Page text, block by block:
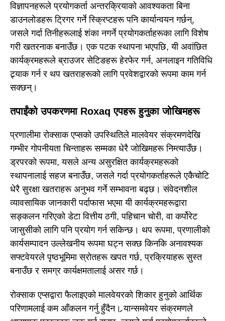
विज्ञापनहरूले प्रयोगकर्ता अन्तरक्रियाको आवश्यकता बिना
डाउनलोडहरू ट्रिगर गर्ने स्क्रिप्टहरू पनि कार्यान्वयन गर्छन्,
जसले गर्दा तिनीहरूलाई शंका नगर्ने प्रयोगकर्ताहरूका लागि विशेष
गरी खतरनाक बनाउँछ। एक पटक स्थापना भएपछि, यी अवांछित
कार्यक्रमहरूले ब्राउजर सेटिङहरू हेरफेर गर्न, अनलाइन गतिविधि
ट्र्याक गर्न र थप खतराहरूको लागि प्रवेशद्वारको रूपमा काम गर्न
सक्छन्।
तपाईंको उपकरणमा Roxaq एपहरू हुनुका जोखिमहरू
प्रणालीमा रोक्साक एप्सको उपस्थितिले मालवेयर संक्रमणदेखि
गम्भीर गोपनीयता चिन्ताहरू सम्मका धेरै जोखिमहरू निम्त्याउँछ।
ड्रपरको रूपमा, यसले अन्य असुरक्षित कार्यक्रमहरूको
स्थापनालाई सहज बनाउँछ, जसले गर्दा प्रयोगकर्ताहरूले एकैचोटि
धेरै सुरक्षा खतराहरू अनुभव गर्ने सम्भावना बढ्छ। संवेदनशील
व्यावसायिक जानकारी पर्दाफास भएमा यी कार्यक्रमहरूद्वारा
सङ्कलन गरिएको डेटा वित्तीय ठगी, पहिचान चोरी, वा कर्पोरेट
जासुसीको लागि पनि प्रयोग गर्न सकिन्छ। थप रूपमा, प्रणालीको
कार्यसम्पादन उल्लेखनीय रूपमा घट्न सक्छ किनकि अनावश्यक
सफ्टवेयरले पृष्ठभूमिमा स्रोतहरू खपत गर्छ, प्रक्रियाहरू सुस्त
बनाउँछ र समग्र कार्यक्षमतालाई असर गर्छ।
रोक्साक एप्सद्वारा फैलाइएको मालवेयरको शिकार हुनुको आर्थिक
परिणामलाई कम आँकलन गर्नु हुँदैन। र्‍यान्समवेयर संक्रमणले